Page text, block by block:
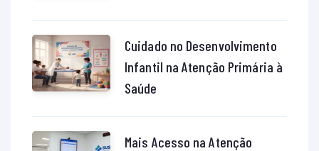
Cuidado no Desenvolvimento
Infantil na Atenção Primária à
Saúde
Mais Acesso na Atenção